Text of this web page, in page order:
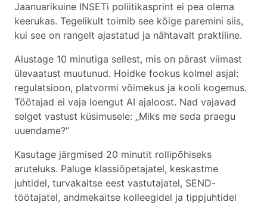
Jaanuarikuine INSETi poliitikasprint ei pea olema
keerukas. Tegelikult toimib see kõige paremini siis,
kui see on rangelt ajastatud ja nähtavalt praktiline.
Alustage 10 minutiga sellest, mis on pärast viimast
ülevaatust muutunud. Hoidke fookus kolmel asjal:
regulatsioon, platvormi võimekus ja kooli kogemus.
Töötajad ei vaja loengut AI ajaloost. Nad vajavad
selget vastust küsimusele: „Miks me seda praegu
uuendame?”
Kasutage järgmised 20 minutit rollipõhiseks
aruteluks. Paluge klassiõpetajatel, keskastme
juhtidel, turvakaitse eest vastutajatel, SEND-
töötajatel, andmekaitse kolleegidel ja tippjuhtidel